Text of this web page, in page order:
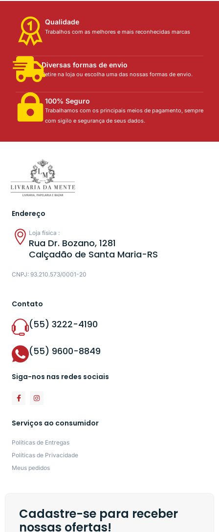
Qualidade
Trabalhos com as melhores e mais reconhecidas marcas
Diversas formas de envio
Retire na loja ou escolha uma das nossas formas de envio.
100% Seguro
Trabalhamos com os principais meios de pagamento, sempre
com sigilo e segurança de seus dados.
Endereço
Loja física :
Rua Dr. Bozano, 1281
Calçadão de Santa Maria-RS
CNPJ: 93.210.573/0001-20
Contato
(55) 3222-4190
(55) 9600-8849
Siga-nos nas redes sociais
Serviços ao consumidor
Políticas de Entregas
Políticas de Privacidade
Meus pedidos
Cadastre-se para receber
nossas ofertas!